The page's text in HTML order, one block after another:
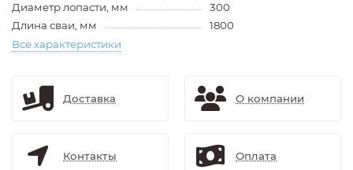
Диаметр лопасти, мм
300
Длина сваи, мм
1800
Все характеристики
Доставка О компании
Контакты Оплата